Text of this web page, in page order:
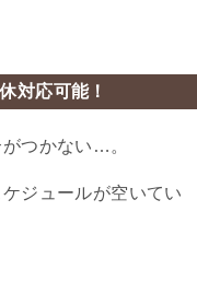
対応可能！
つかない…。
ジュールが空いてい